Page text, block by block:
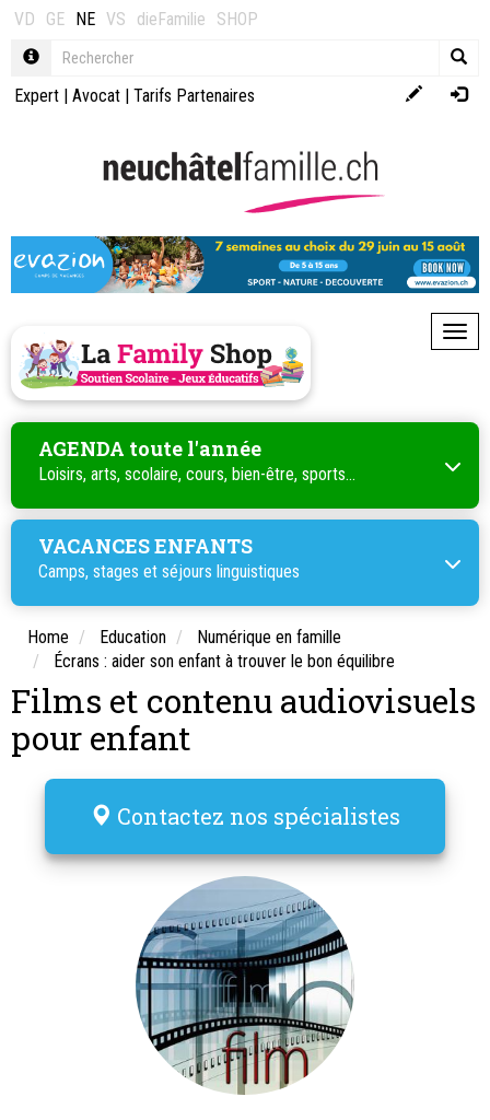
VD GE NE VS dieFamilie SHOP
Expert | Avocat | Tarifs Partenaires
AGENDA toute l'année
Loisirs, arts, scolaire, cours, bien-être, sports...
VACANCES ENFANTS
Camps, stages et séjours linguistiques
Home Education
Numérique en famille
Écrans : aider son enfant à trouver le bon équilibre
Films et contenu audiovisuels
pour enfant
Contactez nos spécialistes